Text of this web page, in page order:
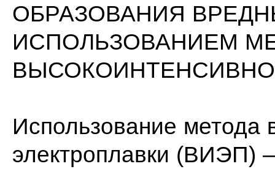
ОБРАЗОВАНИЯ
ИСПОЛЬЗОВАНИЕМ
Использование метода
электроплавки (ВИЭП)